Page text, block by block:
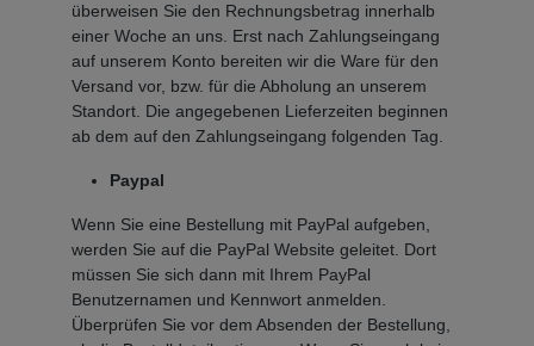
überweisen Sie den Rechnungsbetrag innerhalb
einer Woche an uns. Erst nach Zahlungseingang
auf unserem Konto bereiten wir die Ware für den
Versand vor, bzw. für die Abholung an unserem
Standort. Die angegebenen Lieferzeiten beginnen
ab dem auf den Zahlungseingang folgenden Tag.
Paypal
Wenn Sie eine Bestellung mit PayPal aufgeben,
werden Sie auf die PayPal Website geleitet. Dort
müssen Sie sich dann mit Ihrem PayPal
Benutzernamen und Kennwort anmelden.
Überprüfen Sie vor dem Absenden der Bestellung,